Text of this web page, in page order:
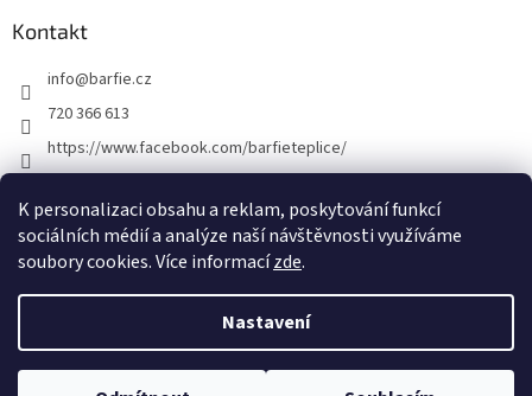
K personalizaci obsahu a reklam, poskytování funkcí
sociálních médií a analýze naší návštěvnosti využíváme
soubory cookies. Více informacízde.
Nastavení
Kontakt
info@barfie.cz
720 366 613
https://www.facebook.com/barfieteplice/
@barfie_teplice
Copyright 2026barfie.. Všechna práva vyhrazena.Upravit nastavení